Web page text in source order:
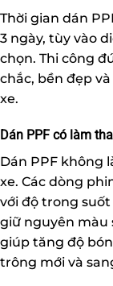
Thời gian dán
3 ngày, tùy vào
chọn. Thi công
chắc, bền đẹp
xe.
Dán PPF có làm
Dán PPF không
xe. Các dòng
với độ trong
giữ nguyên màu
giúp tăng độ
trông mới và